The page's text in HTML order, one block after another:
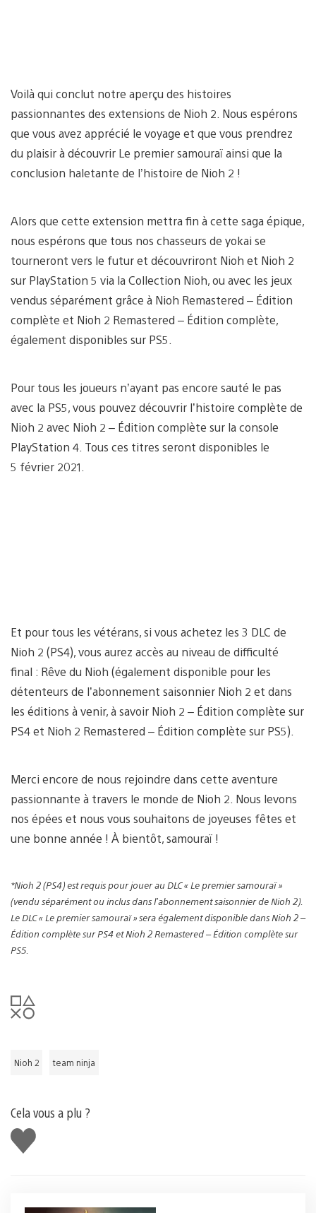
Voilà qui conclut notre aperçu des histoires
passionnantes des extensions de Nioh 2. Nous espérons
que vous avez apprécié le voyage et que vous prendrez
du plaisir à découvrir Le premier samouraï ainsi que la
conclusion haletante de l’histoire de Nioh 2 !
Alors que cette extension mettra fin à cette saga épique,
nous espérons que tous nos chasseurs de yokai se
tourneront vers le futur et découvriront Nioh et Nioh 2
sur PlayStation 5 via la Collection Nioh, ou avec les jeux
vendus séparément grâce à Nioh Remastered – Édition
complète et Nioh 2 Remastered – Édition complète,
également disponibles sur PS5.
Pour tous les joueurs n’ayant pas encore sauté le pas
avec la PS5, vous pouvez découvrir l’histoire complète de
Nioh 2 avec Nioh 2 – Édition complète sur la console
PlayStation 4. Tous ces titres seront disponibles le
5 février 2021.
Et pour tous les vétérans, si vous achetez les 3 DLC de
Nioh 2 (PS4), vous aurez accès au niveau de difficulté
final : Rêve du Nioh (également disponible pour les
détenteurs de l’abonnement saisonnier Nioh 2 et dans
les éditions à venir, à savoir Nioh 2 – Édition complète sur
PS4 et Nioh 2 Remastered – Édition complète sur PS5).
Merci encore de nous rejoindre dans cette aventure
passionnante à travers le monde de Nioh 2. Nous levons
nos épées et nous vous souhaitons de joyeuses fêtes et
une bonne année ! À bientôt, samouraï !
*Nioh 2 (PS4) est requis pour jouer au DLC « Le premier samouraï »
(vendu séparément ou inclus dans l’abonnement saisonnier de Nioh 2).
Le DLC « Le premier samouraï » sera également disponible dans Nioh 2 –
Édition complète sur PS4 et Nioh 2 Remastered – Édition complète sur
PS5.
Nioh 2 team ninja
Cela vous a plu ?
J'aime